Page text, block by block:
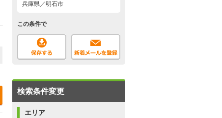
兵庫県／明石市
この条件で
検索条件変更
エリア